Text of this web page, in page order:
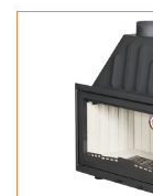
- подача
- регулировка
-
- большой